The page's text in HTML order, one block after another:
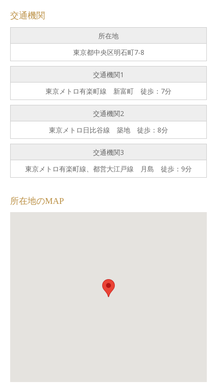
交通機関
所在地
東京都中央区明石町7-8
交通機関1
東京メトロ有楽町線 新富町 徒歩：7分
交通機関2
東京メトロ日比谷線 築地 徒歩：8分
交通機関3
東京メトロ有楽町線、都営大江戸線 月島 徒歩：9分
所在地のMAP